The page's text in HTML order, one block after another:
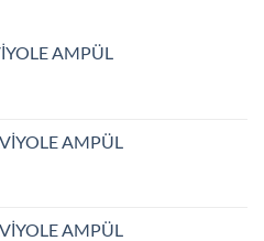
AMPÜL
AMPÜL
AMPÜL